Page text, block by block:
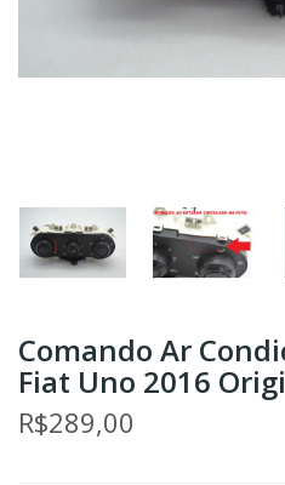
Comando Ar
Fiat Uno 2016
R$289,00